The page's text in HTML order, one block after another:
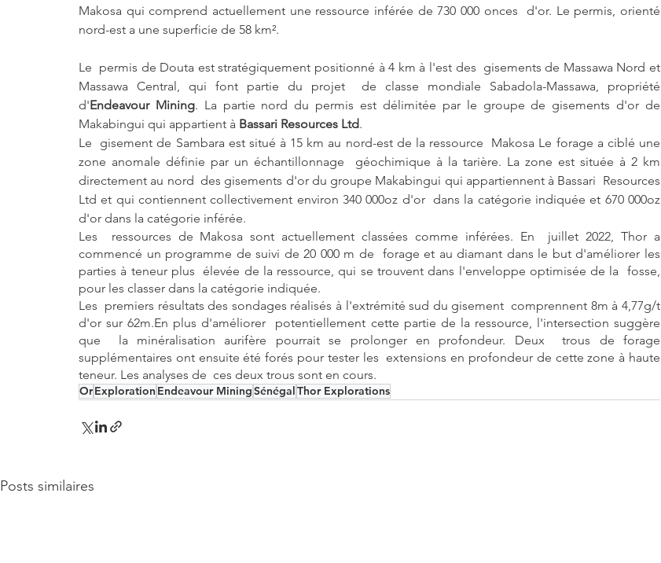
Makosa qui comprend actuellement une ressource inférée de 730 000 onces  d'or. Le permis, orienté
nord-est a une superficie de 58 km².
Le  permis de Douta est stratégiquement positionné à 4 km à l'est des  gisements de Massawa Nord et
Massawa Central, qui font partie du projet  de classe mondiale Sabadola-Massawa, propriété
d'Endeavour Mining. La partie nord du permis est délimitée par le groupe de gisements d'or de
Makabingui qui appartient à Bassari Resources Ltd.
Le  gisement de Sambara est situé à 15 km au nord-est de la ressource  Makosa Le forage a ciblé une
zone anomale définie par un échantillonnage  géochimique à la tarière. La zone est située à 2 km
directement au nord  des gisements d'or du groupe Makabingui qui appartiennent à Bassari  Resources
Ltd et qui contiennent collectivement environ 340 000oz d'or  dans la catégorie indiquée et 670 000oz
d'or dans la catégorie inférée.
Les  ressources de Makosa sont actuellement classées comme inférées. En  juillet 2022, Thor a
commencé un programme de suivi de 20 000 m de  forage et au diamant dans le but d'améliorer les
parties à teneur plus  élevée de la ressource, qui se trouvent dans l'enveloppe optimisée de la  fosse,
pour les classer dans la catégorie indiquée.
Les  premiers résultats des sondages réalisés à l'extrémité sud du gisement  comprennent 8m à 4,77g/t
d'or sur 62m.En plus d'améliorer  potentiellement cette partie de la ressource, l'intersection suggère
que  la minéralisation aurifère pourrait se prolonger en profondeur. Deux  trous de forage
supplémentaires ont ensuite été forés pour tester les  extensions en profondeur de cette zone à haute
teneur. Les analyses de  ces deux trous sont en cours.
OrExploration Endeavour MiningSénégalThor Explorations
Posts similaires